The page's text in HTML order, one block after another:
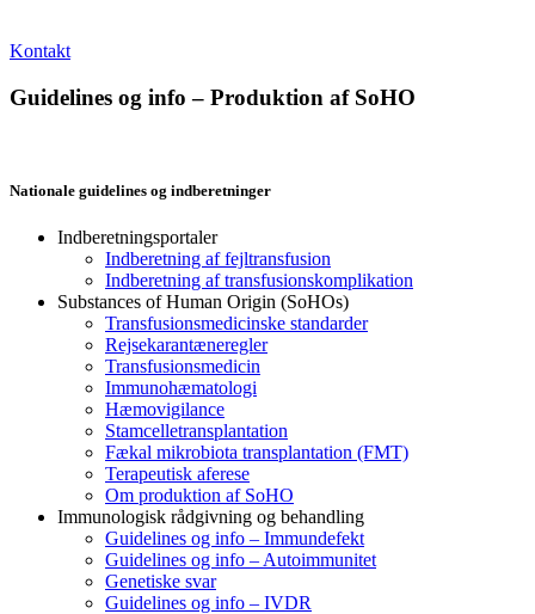
Kontakt
Guidelines og info – Produktion af SoHO
Nationale guidelines og indberetninger
Indberetningsportaler
Indberetning af fejltransfusion
Indberetning af transfusionskomplikation
Substances of Human Origin (SoHOs)
Transfusionsmedicinske standarder
Rejsekarantæneregler
Transfusionsmedicin
Immunohæmatologi
Hæmovigilance
Stamcelletransplantation
Fækal mikrobiota transplantation (FMT)
Terapeutisk aferese
Om produktion af SoHO
Immunologisk rådgivning og behandling
Guidelines og info – Immundefekt
Guidelines og info – Autoimmunitet
Genetiske svar
Guidelines og info – IVDR